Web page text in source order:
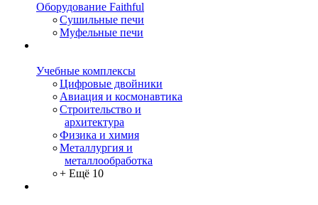
Оборудование Faithful
Сушильные печи
Муфельные печи
Учебные комплексы
Цифровые двойники
Авиация и космонавтика
Строительство и
архитектура
Физика и химия
Металлургия и
металлообработка
+ Ещё 10